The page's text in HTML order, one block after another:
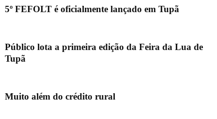
5º FEFOLT é oficialmente lançado em Tupã
Público lota a primeira edição da Feira da Lua de
Tupã
Muito além do crédito rural